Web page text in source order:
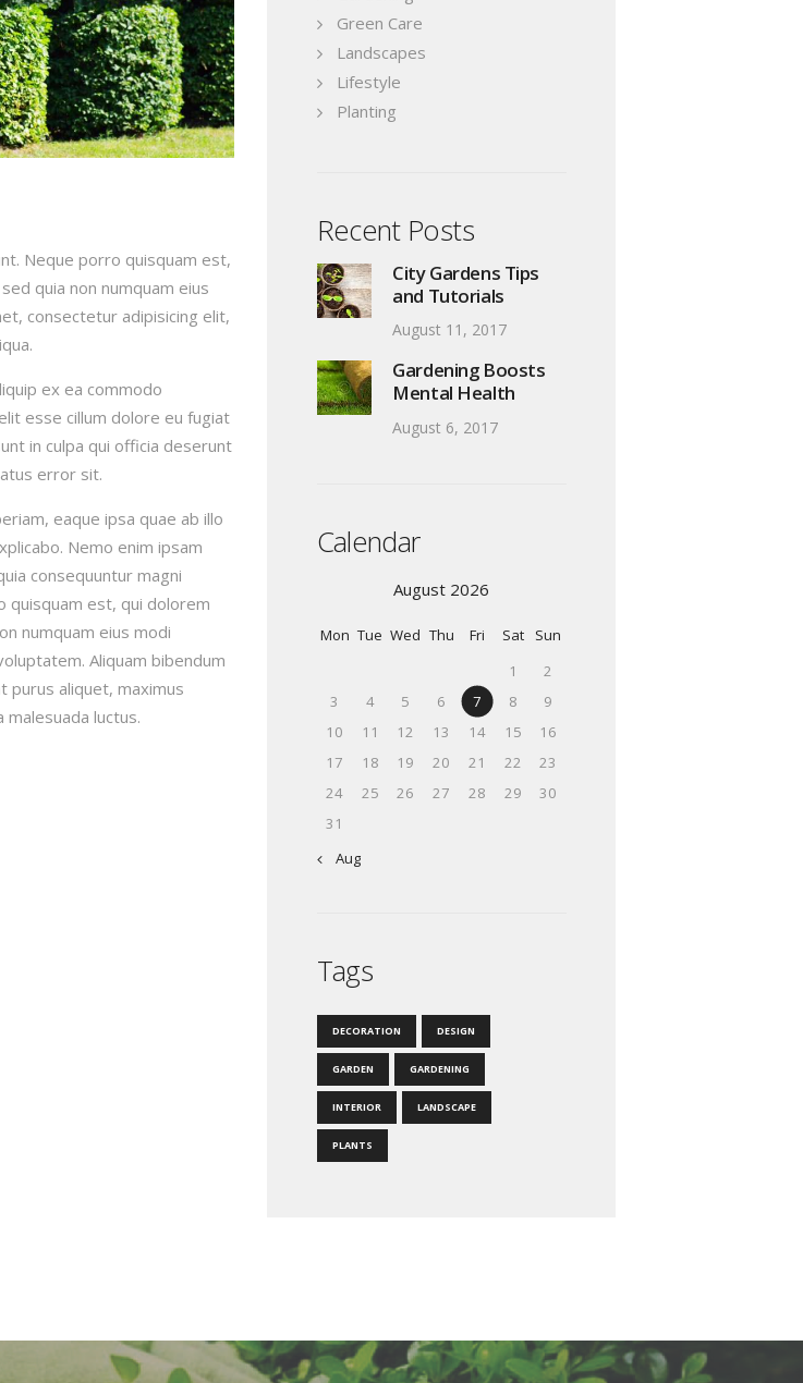
Neque porro quisquam est,
quia non numquam eius
consectetur adipisicing elit,
ex ea commodo
esse cillum dolore eu fugiat
in culpa qui officia deserunt
error sit.
eaque ipsa quae ab illo
Nemo enim ipsam
consequuntur magni
quisquam est, qui dolorem
numquam eius modi
Aliquam bibendum
purus aliquet, maximus
luctus.
Green Care
Landscapes
Lifestyle
Planting
Recent Posts
City Gardens Tips
and Tutorials
August 11, 2017
Gardening Boosts
Mental Health
August 6, 2017
Calendar
August 2026
Mon Tue Wed Thu Fri Sat
Sun
1
2
3
4 5 6 7 8
9
10
11 12 13 14 15
16
17
18 19 20 21 22
23
24
25 26 27 28 29
30
31
« Aug
Tags
DECORATION DESIGN
GARDEN GARDENING
INTERIOR LANDSCAPE
PLANTS